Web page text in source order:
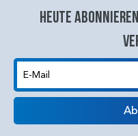
Heute
E-Mail